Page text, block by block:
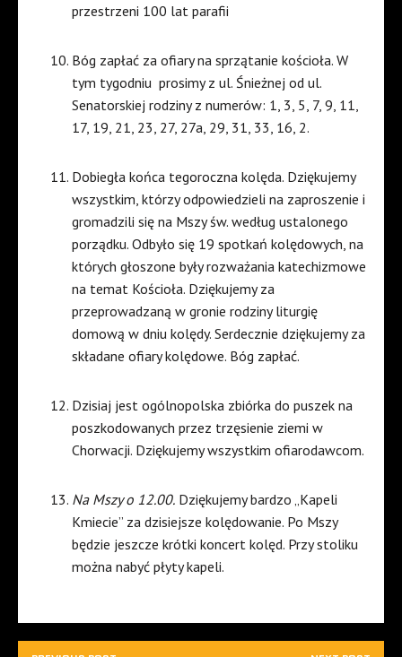
przestrzeni 100 lat parafii
Bóg zapłać za ofiary na sprzątanie kościoła. W
tym tygodniu prosimy z ul. Śnieżnej od ul.
Senatorskiej rodziny z numerów: 1, 3, 5, 7, 9, 11,
17, 19, 21, 23, 27, 27a, 29, 31, 33, 16, 2.
Dobiegła końca tegoroczna kolęda. Dziękujemy
wszystkim, którzy odpowiedzieli na zaproszenie i
gromadzili się na Mszy św. według ustalonego
porządku. Odbyło się 19 spotkań kolędowych, na
których głoszone były rozważania katechizmowe
na temat Kościoła. Dziękujemy za
przeprowadzaną w gronie rodziny liturgię
domową w dniu kolędy. Serdecznie dziękujemy za
składane ofiary kolędowe. Bóg zapłać.
Dzisiaj jest ogólnopolska zbiórka do puszek na
poszkodowanych przez trzęsienie ziemi w
Chorwacji. Dziękujemy wszystkim ofiarodawcom.
Na Mszy o 12.00. Dziękujemy bardzo „Kapeli
Kmiecie” za dzisiejsze kolędowanie. Po Mszy
będzie jeszcze krótki koncert kolęd. Przy stoliku
można nabyć płyty kapeli.